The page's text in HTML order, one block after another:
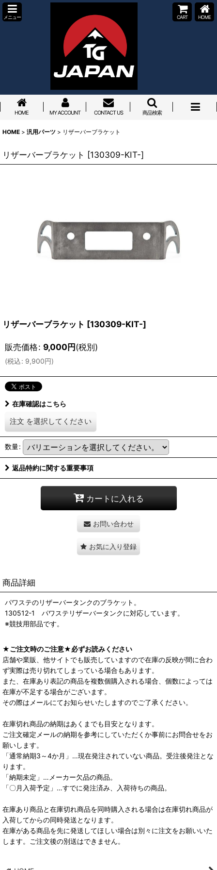
メニュー CART HOME
HOME MY ACCOUNT CONTACT US 商品検索
HOME > 汎用パーツ > リザーバーブラケット
リザーバーブラケット [130309-KIT-]
リザーバーブラケット [130309-KIT-]
販売価格: 9,000円(税別)
(税込: 9,900円)
在庫確認はこちら
注文 を選択してください
数量:
返品特約に関する重要事項
カートに入れる
お問い合わせ
お気に入り登録
商品詳細
パワステのリザーバータンクのブラケット。
130512-1 パワステリザーバータンクに対応しています。
※競技用部品です。
★ご注文時のご注意★必ずお読みください
店舗や業販、他サイトでも販売していますので在庫の反映が間に合わ
ず実際は売り切れてしまっている場合もあります。
また、在庫あり表記の商品を複数個購入される場合、個数によっては
在庫が不足する場合がございます。
その際はメールにてお知らせいたしますのでご了承ください。
在庫切れ商品の納期はあくまでも目安となります。
ご注文確定メールの納期を参考にしていただくか事前にお問合せをお
願いします。
「通常納期3～4か月」…現在発注されていない商品。受注後発注とな
ります。
「納期未定」…メーカー欠品の商品。
「〇月入荷予定」…すでに発注済み、入荷待ちの商品。
在庫あり商品と在庫切れ商品を同時購入される場合は在庫切れ商品が
入荷してからの同時発送となります。
在庫がある商品を先に発送してほしい場合は別々に注文をお願いいた
します。ご注文後の別送はできません。